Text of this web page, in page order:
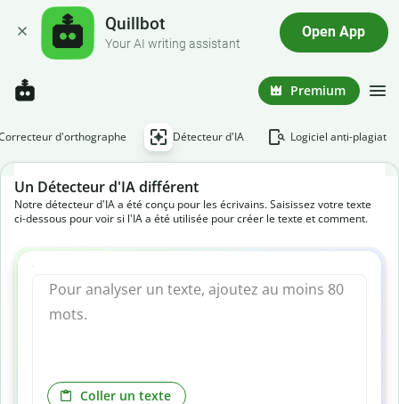
Quillbot
Your AI writing assistant
Open App
Premium
d'orthographe Détecteur d'IA Logiciel anti-plagiat
Un Détecteur d'IA différent
Notre détecteur d'IA a été conçu pour les écrivains. Saisissez votre texte
ci-dessous pour voir si l'IA a été utilisée pour créer le texte et comment.
Coller un texte